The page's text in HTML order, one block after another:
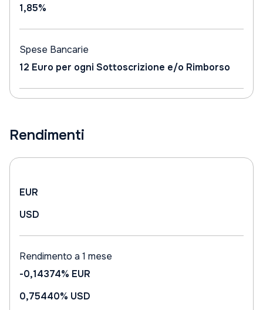
1,85%
Spese Bancarie
12 Euro per ogni Sottoscrizione e/o Rimborso
Rendimenti
EUR
USD
Rendimento a 1 mese
-0,14374% EUR
0,75440% USD